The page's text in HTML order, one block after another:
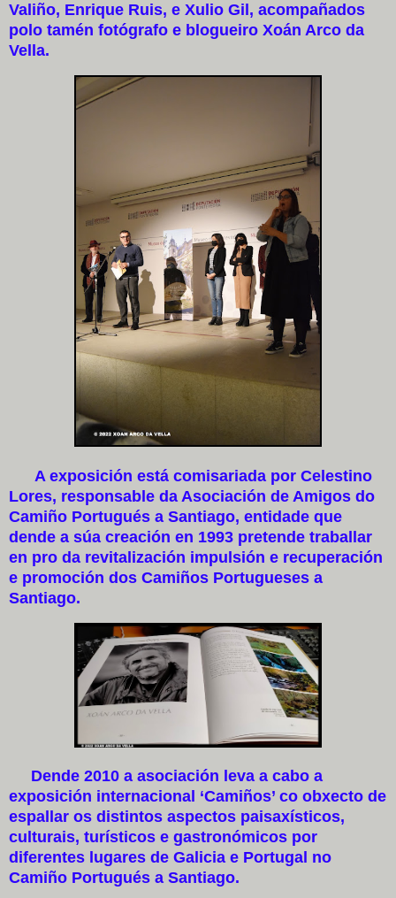
Valiño, Enrique Ruis, e Xulio Gil, acompañados
polo tamén fotógrafo e blogueiro Xoán Arco da
Vella.
A exposición está comisariada por Celestino
Lores, responsable da Asociación de Amigos do
Camiño Portugués a Santiago, entidade que
dende a súa creación en 1993 pretende traballar
en pro da revitalización impulsión e recuperación
e promoción dos Camiños Portugueses a
Santiago.
Dende 2010 a asociación leva a cabo a
exposición internacional ‘Camiños’ co obxecto de
espallar os distintos aspectos paisaxísticos,
culturais, turísticos e gastronómicos por
diferentes lugares de Galicia e Portugal no
Camiño Portugués a Santiago.